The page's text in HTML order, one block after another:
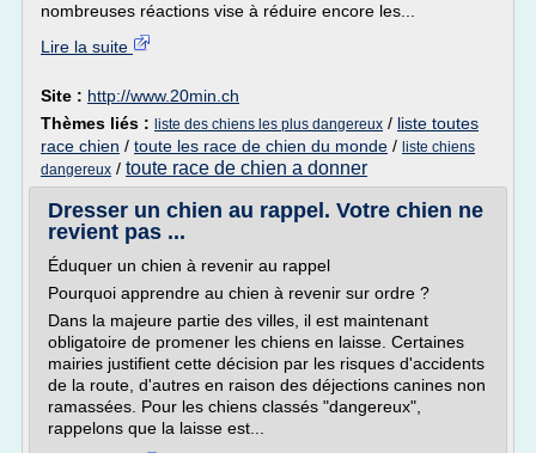
nombreuses réactions vise à réduire encore les...
Lire la suite
Site : http://www.20min.ch
Thèmes liés : liste des chiens les plus dangereux / liste toutes
race chien / toute les race de chien du monde / liste chiens
dangereux / toute race de chien a donner
Dresser un chien au rappel. Votre chien ne
revient pas ...
Éduquer un chien à revenir au rappel
Pourquoi apprendre au chien à revenir sur ordre ?
Dans la majeure partie des villes, il est maintenant
obligatoire de promener les chiens en laisse. Certaines
mairies justifient cette décision par les risques d'accidents
de la route, d'autres en raison des déjections canines non
ramassées. Pour les chiens classés "dangereux",
rappelons que la laisse est...